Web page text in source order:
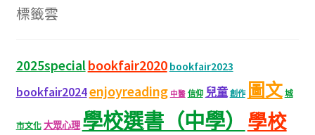
字:
標籤雲
2025specialbookfair2020 bookfair2023
bookfair2024enjoyreading 中醫 信仰 兒童 創作 圖文 城
市文化 大眾心理 學校選書（中學）
學校